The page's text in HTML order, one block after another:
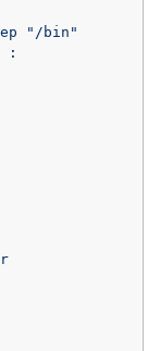
"/bin"
: